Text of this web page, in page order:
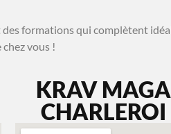
formations qui complètent
vous !
KRAV MAGA
CHARLEROI